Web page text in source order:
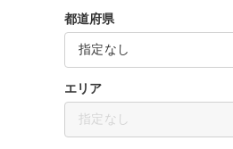
都道府県
指定なし
エリア
指定なし